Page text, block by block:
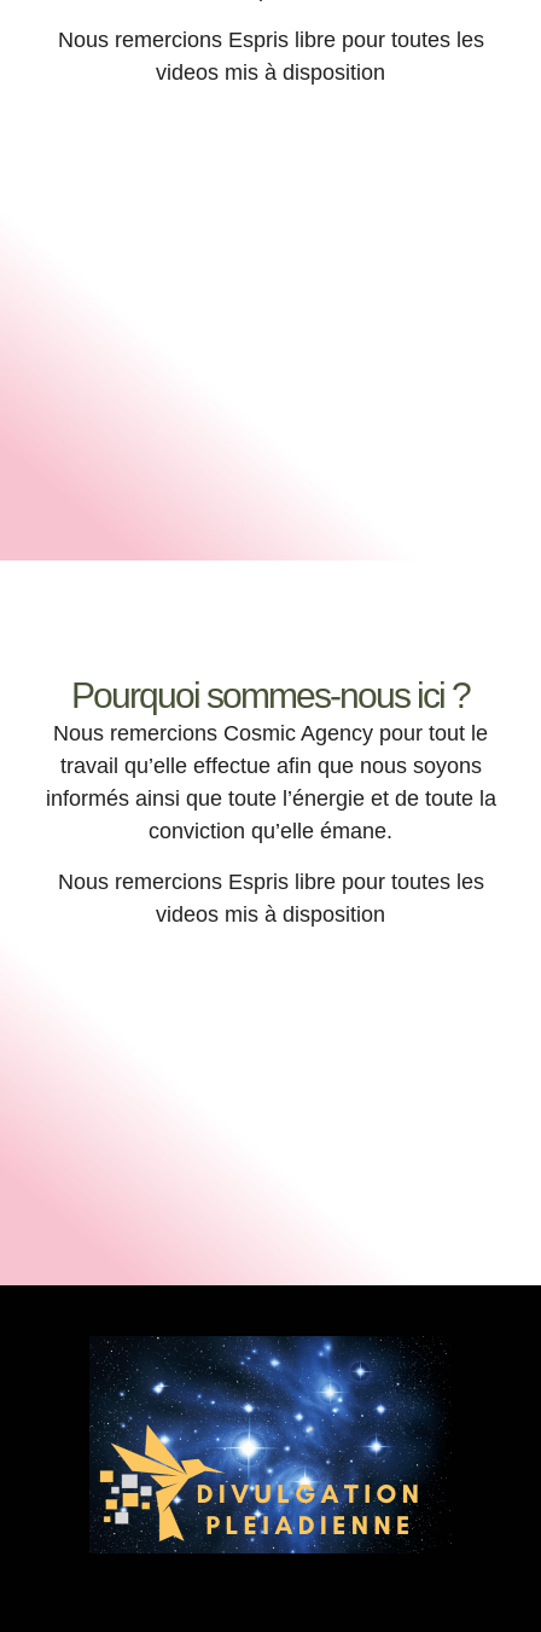
Nous remercions Espris libre pour toutes les
videos mis à disposition
Pourquoi sommes-nous ici ?
Nous remercions Cosmic Agency pour tout le
travail qu’elle effectue afin que nous soyons
informés ainsi que toute l’énergie et de toute la
conviction qu’elle émane.
Nous remercions Espris libre pour toutes les
videos mis à disposition